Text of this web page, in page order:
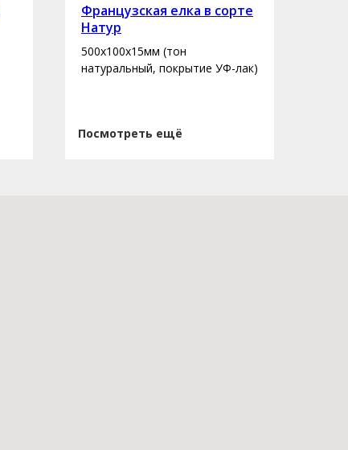
Французская елка в сорте
Натур
500х100х15мм (тон
натуральный, покрытие УФ-лак)
Посмотреть ещё